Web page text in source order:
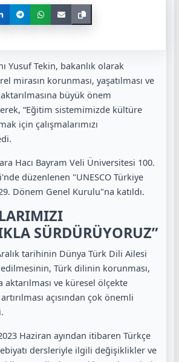
Yusuf Tekin, bakanlık olarak
mirasın korunması, yaşatılması ve
büyük önem
“Eğitim sistemimizde kültüre
için çalışmalarımızı
Hacı Bayram Veli Üniversitesi 100.
düzenlenen "UNESCO Türkiye
Dönem Genel Kurulu"na katıldı.
SÜRDÜRÜYORUZ”
tarihinin Dünya Türk Dili Ailesi
Türk dilinin korunması,
aktarılması ve küresel ölçekte
açısından çok önemli
Haziran ayından itibaren Türkçe
dersleriyle ilgili değişiklikler ve